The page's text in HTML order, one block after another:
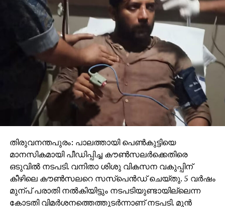
തിരുവനന്തപുരം: പാലത്തായി പെൺകുട്ടിയെ
മാനസികമായി പീഡിപ്പിച്ച കൗൺസലർക്കെതിരെ
ഒടുവിൽ നടപടി. വനിതാ ശിശു വികസന വകുപ്പിന്
കീഴിലെ കൗൺസലറെ സസ്പെൻഡ് ചെയ്തു. 5 വർഷം
മുന്പ് പരാതി നൽകിയിട്ടും നടപടിയുണ്ടായില്ലെന്ന
കോടതി വിമർശനത്തെത്തുടർന്നാണ് നടപടി. മുൻ